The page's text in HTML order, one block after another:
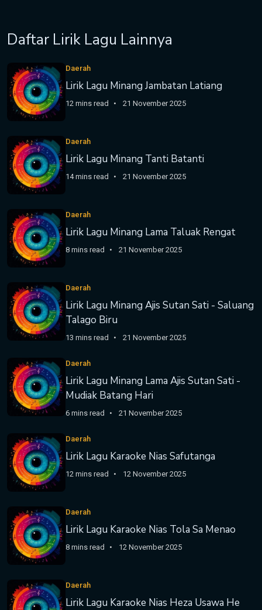
Daftar Lirik Lagu Lainnya
Daerah
Lirik Lagu Minang Jambatan Latiang
12 mins read 21 November 2025
Daerah
Lirik Lagu Minang Tanti Batanti
14 mins read 21 November 2025
Daerah
Lirik Lagu Minang Lama Taluak Rengat
8 mins read 21 November 2025
Daerah
Lirik Lagu Minang Ajis Sutan Sati - Saluang
Talago Biru
13 mins read 21 November 2025
Daerah
Lirik Lagu Minang Lama Ajis Sutan Sati -
Mudiak Batang Hari
6 mins read 21 November 2025
Daerah
Lirik Lagu Karaoke Nias Safutanga
12 mins read 12 November 2025
Daerah
Lirik Lagu Karaoke Nias Tola Sa Menao
8 mins read 12 November 2025
Daerah
Lirik Lagu Karaoke Nias Heza Usawa He